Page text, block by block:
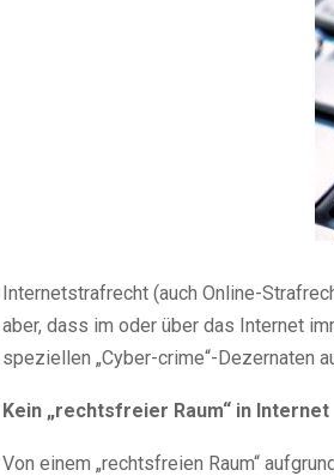
Internetstrafrecht (auch Online-
aber, dass im oder über das Internet
speziellen „Cyber-crime“-Dezernaten
Kein „rechtsfreier Raum“ in Internet
Von einem „rechtsfreien Raum“